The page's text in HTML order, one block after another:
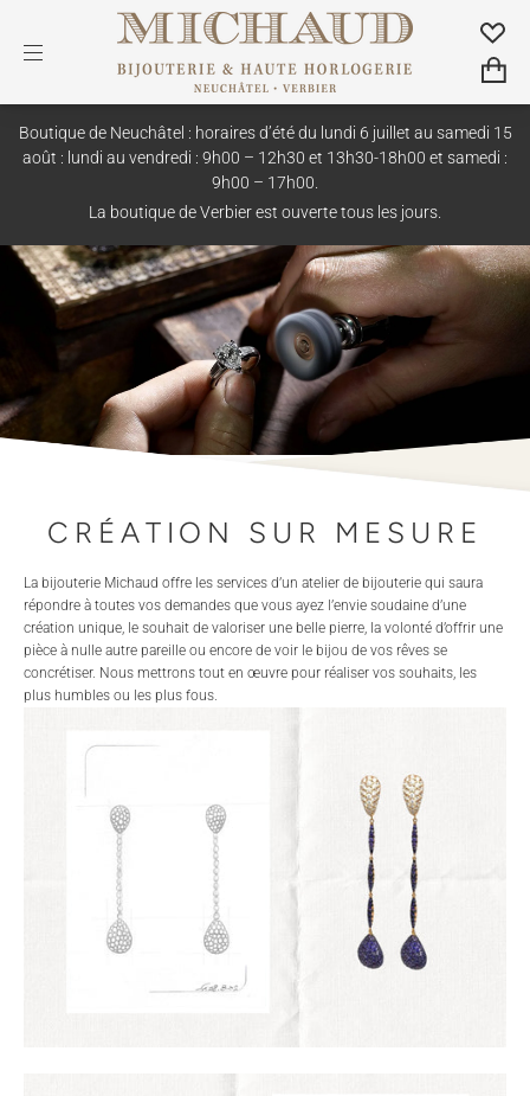
Boutique de Neuchâtel : horaires d’été du lundi 6 juillet au samedi 15
août : lundi au vendredi : 9h00 – 12h30 et 13h30-18h00 et samedi :
9h00 – 17h00.
La boutique de Verbier est ouverte tous les jours.
CRÉATION SUR MESURE
La bijouterie Michaud offre les services d’un atelier de bijouterie qui saura
répondre à toutes vos demandes que vous ayez l’envie soudaine d’une
création unique, le souhait de valoriser une belle pierre, la volonté d’offrir une
pièce à nulle autre pareille ou encore de voir le bijou de vos rêves se
concrétiser. Nous mettrons tout en œuvre pour réaliser vos souhaits, les
plus humbles ou les plus fous.